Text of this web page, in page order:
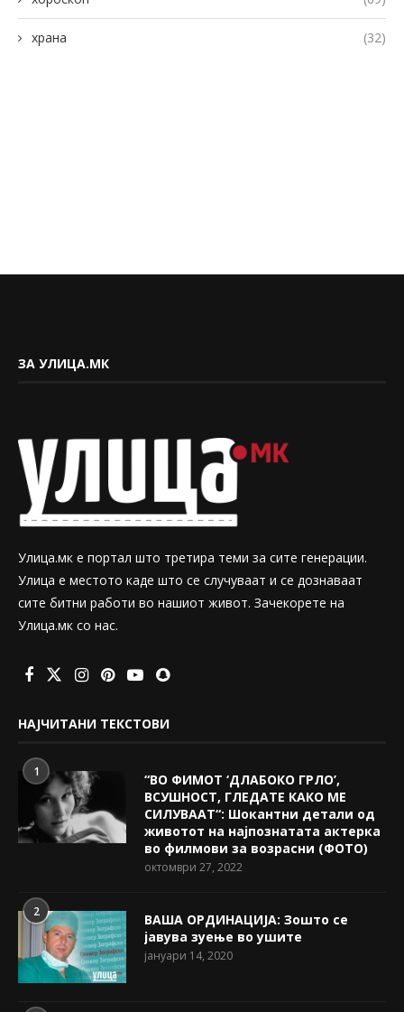
храна (32)
ЗА УЛИЦА.МК
Улица.мк е портал што третира теми за сите генерации.
Улица е местото каде што се случуваат и се дознаваат
сите битни работи во нашиот живот. Зачекорете на
Улица.мк со нас.
НАЈЧИТАНИ ТЕКСТОВИ
1
“ВО ФИМОТ ‘ДЛАБОКО ГРЛО’,
ВСУШНОСТ, ГЛЕДАТЕ КАКО МЕ
СИЛУВААТ“: Шокантни детали од
животот на најпознатата актерка
во филмови за возрасни (ФОТО)
октомври 27, 2022
2
ВАША ОРДИНАЦИЈА: Зошто се
јавува зуење во ушите
јануари 14, 2020